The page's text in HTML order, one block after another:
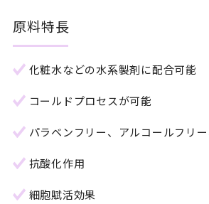
原料特長
化粧水などの水系製剤に配合可能
コールドプロセスが可能
パラベンフリー、アルコールフリ
抗酸化作用
細胞賦活効果